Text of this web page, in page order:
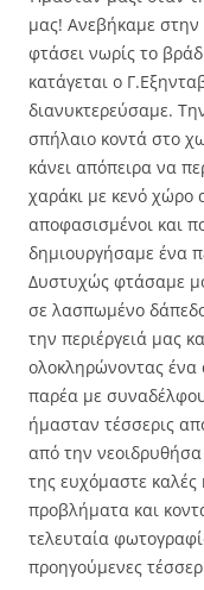
μας! Ανεβήκαμε στην
φτάσει νωρίς το
κατάγεται ο
διανυκτερεύσαμε.
σπήλαιο κοντά στο
κάνει απόπειρα να
χαράκι με κενό
αποφασισμένοι και
δημιουργήσαμε ένα
Δυστυχώς φτάσαμε
σε λασπωμένο
την περιέργειά μας
ολοκληρώνοντας ένα
παρέα με
ήμασταν τέσσερις
από την
της ευχόμαστε
προβλήματα και
τελευταία
προηγούμενες